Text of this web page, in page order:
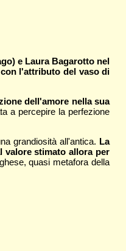
e Laura Bagarotto nel
l'attributo del vaso di
dell'amore nella sua
a percepire la perfezione
grandiosità all'antica. La
valore stimato allora per
quasi metafora della